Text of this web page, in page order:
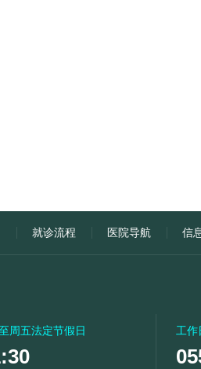
就诊流程 医院导航 信
周五法定节假日 工作